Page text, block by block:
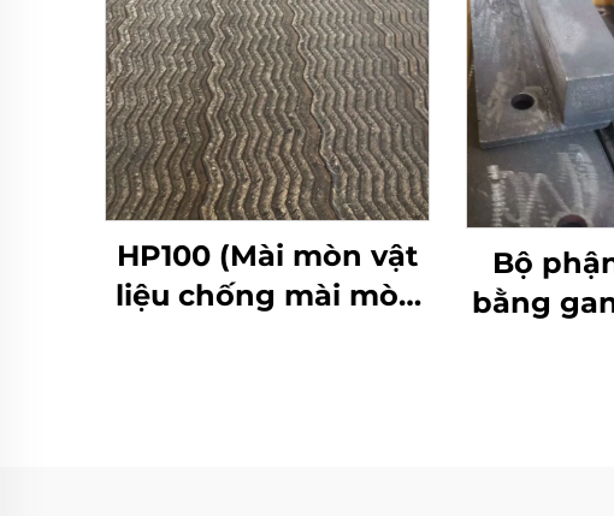
HP100 (Mài mòn vật
liệu chống mài mòn
Bộ
bằng